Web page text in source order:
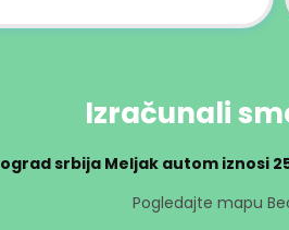
Izračunali
srbija Meljak autom iznosi
Pogledajte mapu